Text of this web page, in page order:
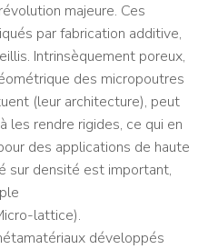
majeure. Ces
par fabrication additive,
Intrinsèquement poreux,
des micropoutres
(leur architecture), peut
les rendre rigides, ce qui en
des applications de haute
sur densité est important,
lattice).
développés